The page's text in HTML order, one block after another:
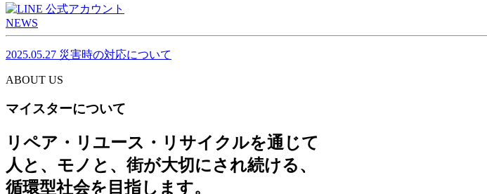
NEWS
2025.05.27 災害時の対応について
ABOUT US
マイスターについて
リペア・リユース・リサイクルを通じて
人と、モノと、街が大切にされ続ける、
循環型社会を目指します。